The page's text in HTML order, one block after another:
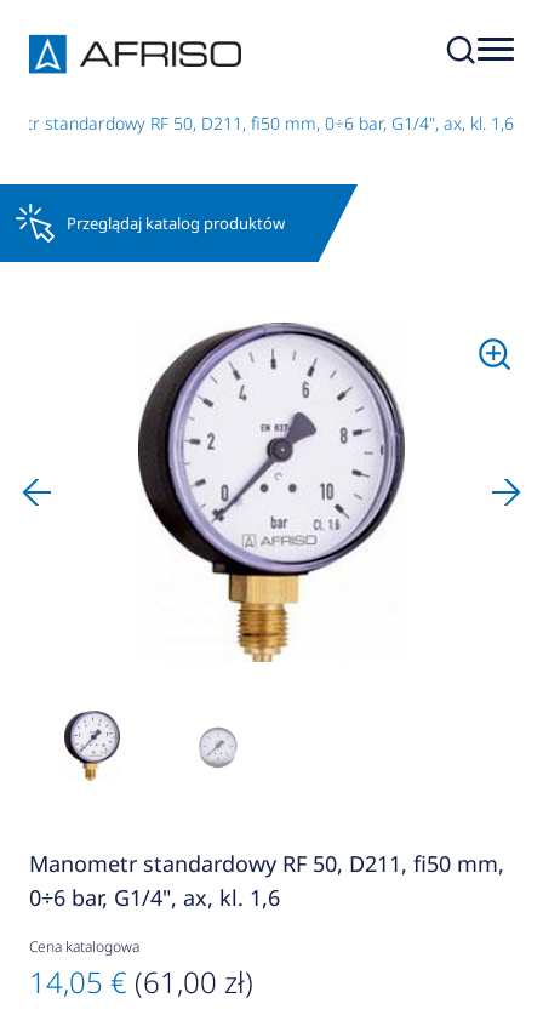
standardowy RF 50, D211, fi50 mm, 0÷6 bar, G1/4", ax, kl. 1,6
Przeglądaj katalog produktów
Manometr standardowy RF 50, D211, fi50 mm,
0÷6 bar, G1/4", ax, kl. 1,6
Cena katalogowa
14,05 € (61,00 zł)